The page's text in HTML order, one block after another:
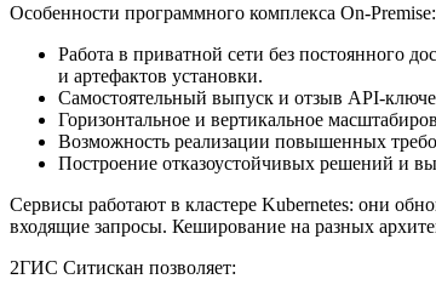
Особенности программного комплекса On-Premise:
Работа в приватной сети без постоянного
и артефактов установки.
Самостоятельный выпуск и отзыв API-
Горизонтальное и вертикальное
Возможность реализации повышенных
Построение отказоустойчивых решений и
Сервисы работают в кластере Kubernetes: они
входящие запросы. Кеширование на разных
2ГИС Ситискан позволяет: